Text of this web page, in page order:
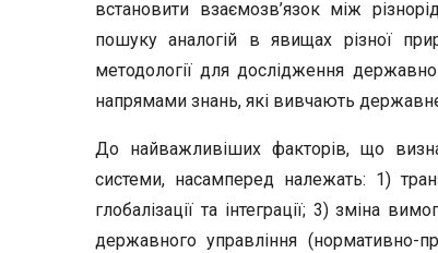
встановити взаємозв’язок між
пошуку аналогій в явищах різної
методології для дослідження
напрямами знань, які вивчають
До найважливіших факторів, що
системи, насамперед належать: 1)
глобалізації та інтеграції; 3) зміна
державного управління (нормативно-